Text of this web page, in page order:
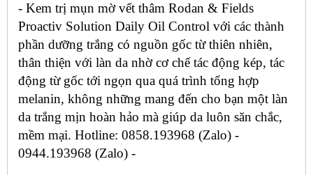
- Kem trị mụn mờ vết thâm Rodan & Fields
Proactiv Solution Daily Oil Control với các thành
phần dưỡng trắng có nguồn gốc từ thiên nhiên,
thân thiện với làn da nhờ cơ chế tác động kép, tác
động từ gốc tới ngọn qua quá trình tổng hợp
melanin, không những mang đến cho bạn một làn
da trắng mịn hoàn hảo mà giúp da luôn săn chắc,
mềm mại. Hotline: 0858.193968 (Zalo) -
0944.193968 (Zalo) -